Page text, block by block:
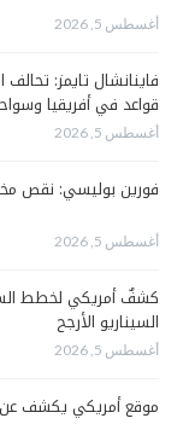
أغسطس 5, 2026
فاينانشال تايمز:
قواعد في أفريقيا
أغسطس 5, 2026
فورين بوليسي: نقص
أغسطس 5, 2026
كشفٌ أمريكي لخطط
السيناريو الأرجح
أغسطس 5, 2026
موقع أمريكي يكشف عن